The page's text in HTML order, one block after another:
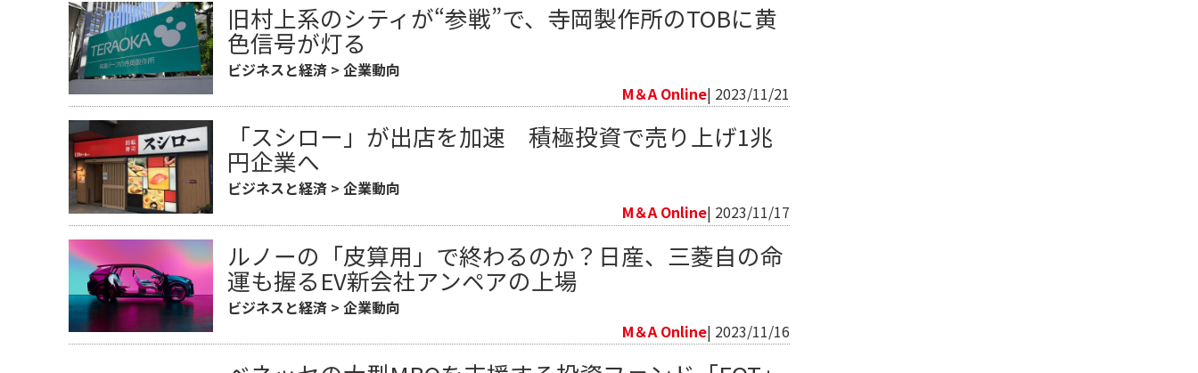
旧村上系のシティが“参戦”で、寺岡製作所のTOBに黄
色信号が灯る
ビジネスと経済 >企業動向
M＆A Online| 2023/11/21
「スシロー」が出店を加速 積極投資で売り上げ1兆
円企業へ
ビジネスと経済 >企業動向
M＆A Online| 2023/11/17
ルノーの「皮算用」で終わるのか？日産、三菱自の命
運も握るEV新会社アンペアの上場
ビジネスと経済 >企業動向
M＆A Online| 2023/11/16